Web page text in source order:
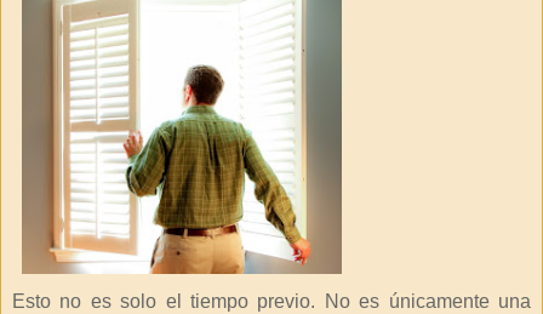
Esto no es solo el tiempo previo. No es únicamente una